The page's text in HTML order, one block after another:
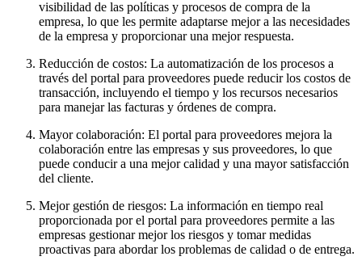
visibilidad de las políticas y procesos de compra de la
empresa, lo que les permite adaptarse mejor a las necesidades
de la empresa y proporcionar una mejor respuesta.
Reducción de costos: La automatización de los procesos a
través del portal para proveedores puede reducir los costos de
transacción, incluyendo el tiempo y los recursos necesarios
para manejar las facturas y órdenes de compra.
Mayor colaboración: El portal para proveedores mejora la
colaboración entre las empresas y sus proveedores, lo que
puede conducir a una mejor calidad y una mayor satisfacción
del cliente.
Mejor gestión de riesgos: La información en tiempo real
proporcionada por el portal para proveedores permite a las
empresas gestionar mejor los riesgos y tomar medidas
proactivas para abordar los problemas de calidad o de entrega.